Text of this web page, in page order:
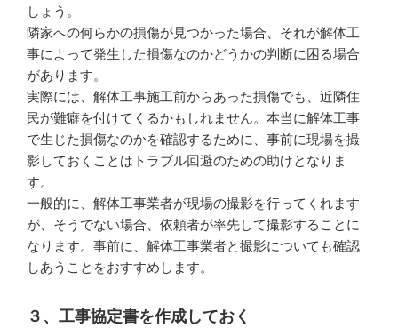
しょう。
隣家への何らかの損傷が見つかった場合、それが解体工
事によって発生した損傷なのかどうかの判断に困る場合
があります。
実際には、解体工事施工前からあった損傷でも、近隣住
民が難癖を付けてくるかもしれません。本当に解体工事
で生じた損傷なのかを確認するために、事前に現場を撮
影しておくことはトラブル回避のための助けとなりま
す。
一般的に、解体工事業者が現場の撮影を行ってくれます
が、そうでない場合、依頼者が率先して撮影することに
なります。事前に、解体工事業者と撮影についても確認
しあうことをおすすめします。
３、工事協定書を作成しておく